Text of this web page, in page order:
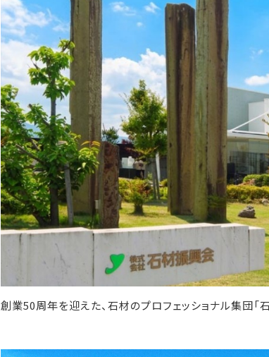
創業50周年を迎えた、石材のプロフェッショナル集団「